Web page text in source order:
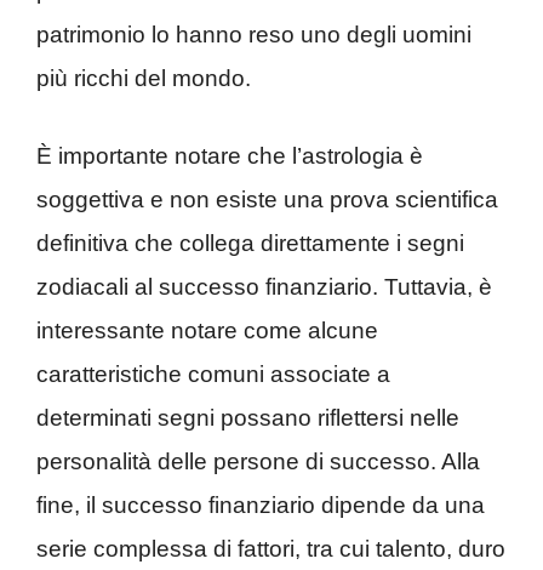
patrimonio lo hanno reso uno degli uomini
più ricchi del mondo.
È importante notare che l’astrologia è
soggettiva e non esiste una prova scientifica
definitiva che collega direttamente i segni
zodiacali al successo finanziario. Tuttavia, è
interessante notare come alcune
caratteristiche comuni associate a
determinati segni possano riflettersi nelle
personalità delle persone di successo. Alla
fine, il successo finanziario dipende da una
serie complessa di fattori, tra cui talento, duro